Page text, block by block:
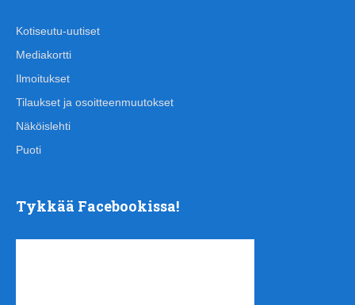
Kotiseutu-uutiset
Mediakortti
Ilmoitukset
Tilaukset ja osoitteenmuutokset
Näköislehti
Puoti
Tykkää Facebookissa!